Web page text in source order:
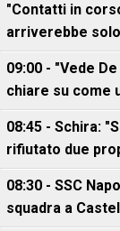
"Contatti in
arriverebbe
09:00 - "Vede
chiare su come
08:45 - Schira:
rifiutato due
08:30 - SSC
squadra a